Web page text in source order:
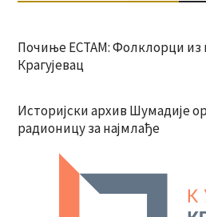
Почиње ЕСТАМ: Фолклорци из
Крагујевац
Историјски архив Шумадије
радионицу за најмлађе